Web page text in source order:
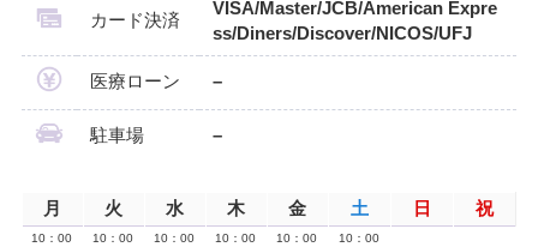
カード決済
VISA/Master/JCB/American Expre
ss/Diners/Discover/NICOS/UFJ
医療ローン –
駐車場 –
月 火 水 木 金 土 日 祝
10：00
10：00
10：00
10：00
10：00
10：00